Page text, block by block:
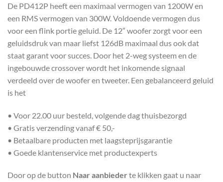
De PD412P heeft een maximaal vermogen van 1200W en
een RMS vermogen van 300W. Voldoende vermogen dus
voor een flink portie geluid. De 12″ woofer zorgt voor een
geluidsdruk van maar liefst 126dB maximaal dus ook dat
staat garant voor succes. Door het 2-weg systeem en de
ingebouwde crossover wordt het inkomende signaal
verdeeld over de woofer en tweeter. Een gebalanceerd geluid
is het
• Voor 22.00 uur besteld, volgende dag thuisbezorgd
• Gratis verzending vanaf € 50,-
• Betaalbare producten met laagsteprijsgarantie
• Goede klantenservice met productexperts
Door op de button Naar aanbieder te klikken gaat u naar